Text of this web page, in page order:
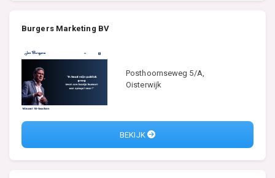
Burgers Marketing BV
Posthoornseweg 5/A,
Oisterwijk
BEKIJK